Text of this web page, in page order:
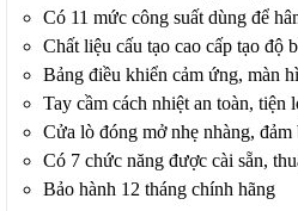
Có 11 mức công suất dùng để
Chất liệu cấu tạo cao cấp tạo độ
Bảng điều khiển cảm ứng, màn
Tay cầm cách nhiệt an toàn, tiện
Cửa lò đóng mở nhẹ nhàng, đảm
Có 7 chức năng được cài sẵn,
Bảo hành 12 tháng chính hãng